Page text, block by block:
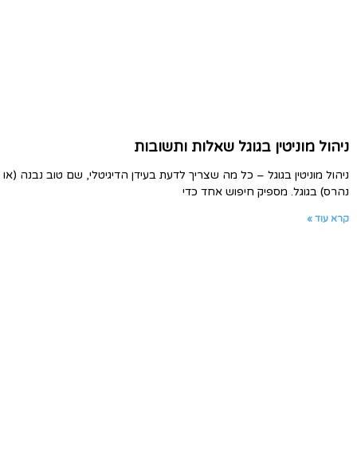
ניהול מוניטין בגוגל שאלות ותשובות
ניהול מוניטין בגוגל – כל מה שצריך לדעת בעידן הדיגיטלי, שם טוב נבנה (או
נהרס) בגוגל. מספיק חיפוש אחד כדי
קרא עוד »